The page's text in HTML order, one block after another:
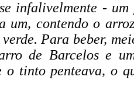
infalivelmente -
contendo o
Para beber,
de Barcelos e
o tinto penteava, o